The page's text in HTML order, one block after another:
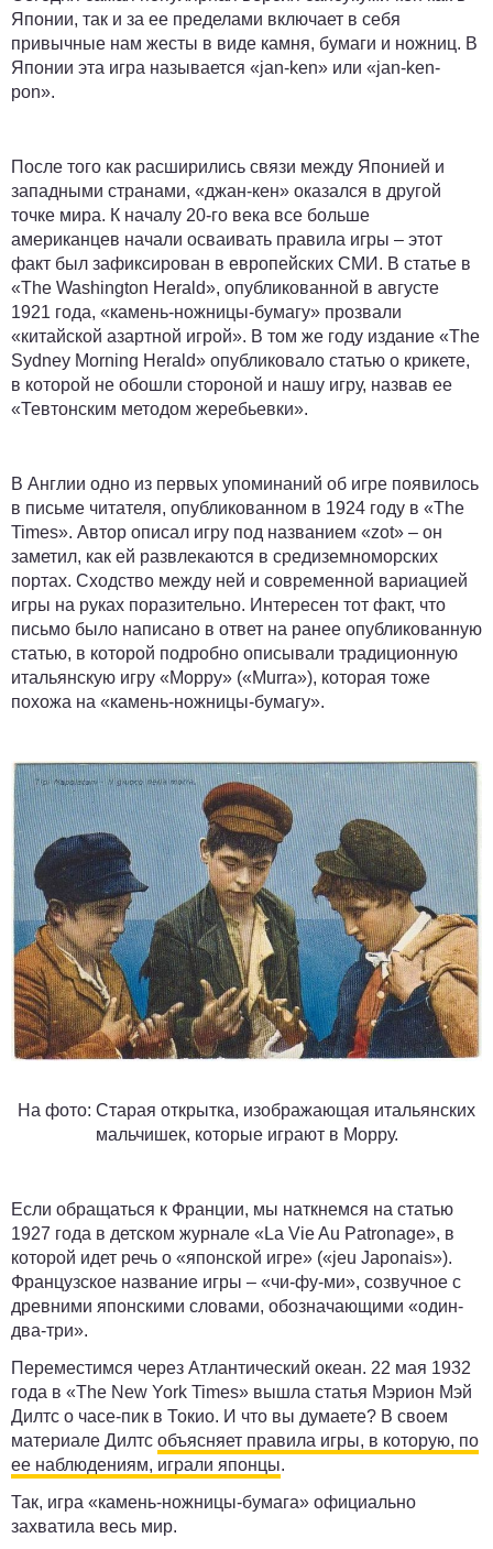
Японии, так и за ее пределами включает в себя
привычные нам жесты в виде камня, бумаги и ножниц. В
Японии эта игра называется «jan-ken» или «jan-ken-
pon».
После того как расширились связи между Японией и
западными странами, «джан-кен» оказался в другой
точке мира. К началу 20-го века все больше
американцев начали осваивать правила игры – этот
факт был зафиксирован в европейских СМИ. В статье в
«The Washington Herald», опубликованной в августе
1921 года, «камень-ножницы-бумагу» прозвали
«китайской азартной игрой». В том же году издание «The
Sydney Morning Herald» опубликовало статью о крикете,
в которой не обошли стороной и нашу игру, назвав ее
«Тевтонским методом жеребьевки».
В Англии одно из первых упоминаний об игре появилось
в письме читателя, опубликованном в 1924 году в «The
Times». Автор описал игру под названием «zot» – он
заметил, как ей развлекаются в средиземноморских
портах. Сходство между ней и современной вариацией
игры на руках поразительно. Интересен тот факт, что
письмо было написано в ответ на ранее опубликованную
статью, в которой подробно описывали традиционную
итальянскую игру «Морру» («Murra»), которая тоже
похожа на «камень-ножницы-бумагу».
На фото: Старая открытка, изображающая итальянских
мальчишек, которые играют в Морру.
Если обращаться к Франции, мы наткнемся на статью
1927 года в детском журнале «La Vie Au Patronage», в
которой идет речь о «японской игре» («jeu Japonais»).
Французское название игры – «чи-фу-ми», созвучное с
древними японскими словами, обозначающими «один-
два-три».
Переместимся через Атлантический океан. 22 мая 1932
года в «The New York Times» вышла статья Мэрион Мэй
Дилтс о часе-пик в Токио. И что вы думаете? В своем
материале Дилтс объясняет правила игры, в которую, по
ее наблюдениям, играли японцы.
Так, игра «камень-ножницы-бумага» официально
захватила весь мир.